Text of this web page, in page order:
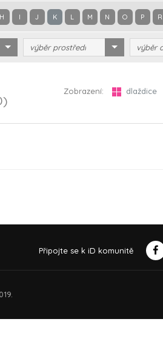
H I J K L M N O P R
výběr prostředí výběr
Zobrazení: dlaždice
Připojte se k iD komunitě